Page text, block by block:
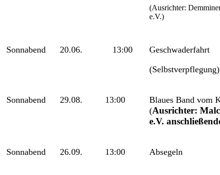
(Ausrichter:
e.V.)
Sonnabend 20.06. 13:00
Geschwaderfahrt
(Selbstverpflegung)
Sonnabend 29.08. 13:00
Blaues Band vom
(Ausrichter:
e.V.
Sonnabend 26.09. 13:00 Absegeln